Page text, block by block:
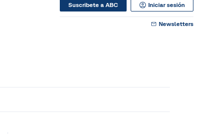
Suscribete a ABC Iniciar sesión
Newsletters